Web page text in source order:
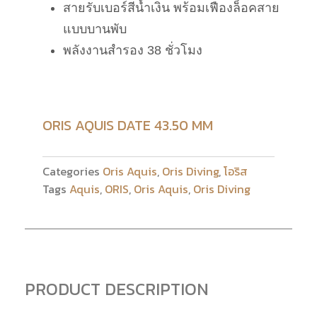
สายรับเบอร์สีน้ำเงิน พร้อมเฟืองล็อคสาย
แบบบานพับ
พลังงานสำรอง 38 ชั่วโมง
ORIS AQUIS DATE 43.50 MM
Categories Oris Aquis, Oris Diving,โอริส
Tags Aquis, ORIS, Oris Aquis, Oris Diving
PRODUCT DESCRIPTION